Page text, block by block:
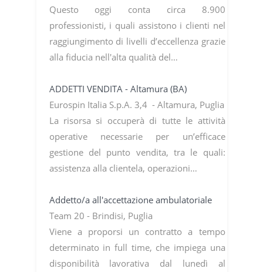
Questo oggi conta circa 8.900
professionisti, i quali assistono i clienti nel
raggiungimento di livelli d’eccellenza grazie
alla fiducia nell'alta qualità del…
ADDETTI VENDITA - Altamura (BA)
Eurospin Italia S.p.A. 3,4 - Altamura, Puglia
La risorsa si occuperà di tutte le attività
operative necessarie per un’efficace
gestione del punto vendita, tra le quali:
assistenza alla clientela, operazioni…
Addetto/a all'accettazione ambulatoriale
Team 20 - Brindisi, Puglia
Viene a proporsi un contratto a tempo
determinato in full time, che impiega una
disponibilità lavorativa dal lunedì al